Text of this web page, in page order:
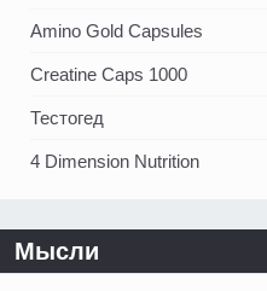
Amino Gold Capsules
Creatine Caps 1000
Тестогед
4 Dimension Nutrition
Мысли